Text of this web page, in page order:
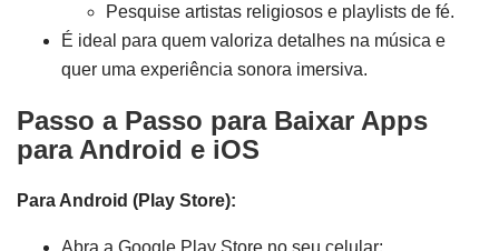
Pesquise artistas religiosos e playlists de fé.
É ideal para quem valoriza detalhes na música e
quer uma experiência sonora imersiva.
Passo a Passo para Baixar Apps
para Android e iOS
Para Android (Play Store):
Abra a Google Play Store no seu celular;